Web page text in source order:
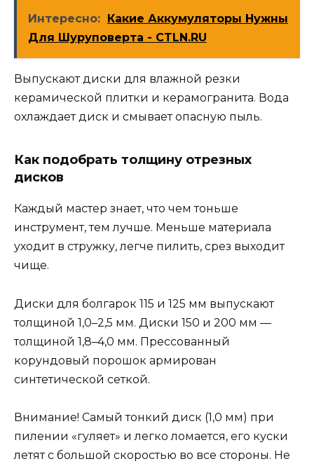
Интересно:
Какие Аккумуляторы Нужны
Для Шуруповерта - CTLN.RU
Выпускают диски для влажной резки
керамической плитки и керамогранита. Вода
охлаждает диск и смывает опасную пыль.
Как подобрать толщину отрезных
дисков
Каждый мастер знает, что чем тоньше
инструмент, тем лучше. Меньше материала
уходит в стружку, легче пилить, срез выходит
чище.
Диски для болгарок 115 и 125 мм выпускают
толщиной 1,0–2,5 мм. Диски 150 и 200 мм —
толщиной 1,8–4,0 мм. Прессованный
корундовый порошок армирован
синтетической сеткой.
Внимание! Самый тонкий диск (1,0 мм) при
пилении «гуляет» и легко ломается, его куски
летят с большой скоростью во все стороны. Не